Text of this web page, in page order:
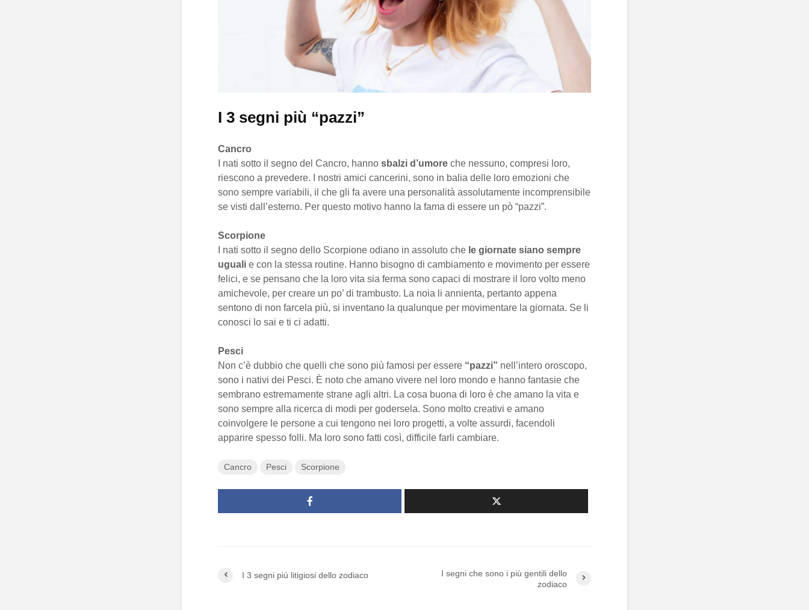
I 3 segni più “pazzi”
Cancro
I nati sotto il segno del Cancro, hanno sbalzi d’umore che nessuno, compresi loro,
riescono a prevedere. I nostri amici cancerini, sono in balia delle loro emozioni che
sono sempre variabili, il che gli fa avere una personalità assolutamente incomprensibile
se visti dall’esterno. Per questo motivo hanno la fama di essere un pò “pazzi”.
Scorpione
I nati sotto il segno dello Scorpione odiano in assoluto che le giornate siano sempre
uguali e con la stessa routine. Hanno bisogno di cambiamento e movimento per essere
felici, e se pensano che la loro vita sia ferma sono capaci di mostrare il loro volto meno
amichevole, per creare un po’ di trambusto. La noia li annienta, pertanto appena
sentono di non farcela più, si inventano la qualunque per movimentare la giornata. Se li
conosci lo sai e ti ci adatti.
Pesci
Non c’è dubbio che quelli che sono più famosi per essere “pazzi” nell’intero oroscopo,
sono i nativi dei Pesci. È noto che amano vivere nel loro mondo e hanno fantasie che
sembrano estremamente strane agli altri. La cosa buona di loro è che amano la vita e
sono sempre alla ricerca di modi per godersela. Sono molto creativi e amano
coinvolgere le persone a cui tengono nei loro progetti, a volte assurdi, facendoli
apparire spesso folli. Ma loro sono fatti così, difficile farli cambiare.
Cancro Pesci Scorpione
I 3 segni più litigiosi dello zodiaco
I segni che sono i più gentili dello
zodiaco